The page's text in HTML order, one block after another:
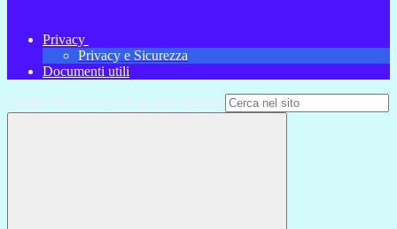
Privacy
Privacy e Sicurezza
Documenti utili
Campo di ricerca per le pagine del sito